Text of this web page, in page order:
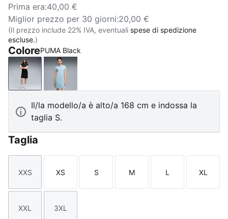
Prima era:40,00 €
Miglior prezzo per 30 giorni:20,00 €
(Il prezzo include 22% IVA, eventuali spese di spedizione
escluse.)
ColorePUMA Black
PUMA BlackSeafoam
Il/la modello/a è alto/a 168 cm e indossa la
taglia S.
Taglia
Taglia
XXS
Taglia
XS
Taglia
S
Taglia
M
Taglia
L
Taglia
XL
Taglia
XXL
Taglia
3XL